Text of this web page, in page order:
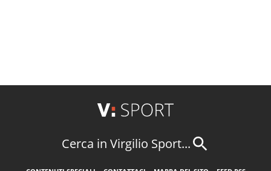
Cerca in Virgilio Sport...